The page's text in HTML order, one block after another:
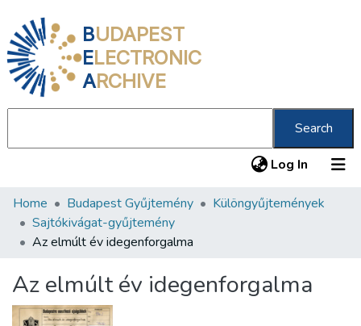
BUDAPEST
ELECTRONIC
ARCHIVE
Search
Log In (current)
Communities & Collections
All of DSpace
About us
Home Budapest Gyűjtemény
Különgyűjtemények
Sajtókivágat-gyűjtemény
Az elmúlt év idegenforgalma
Az elmúlt év idegenforgalma